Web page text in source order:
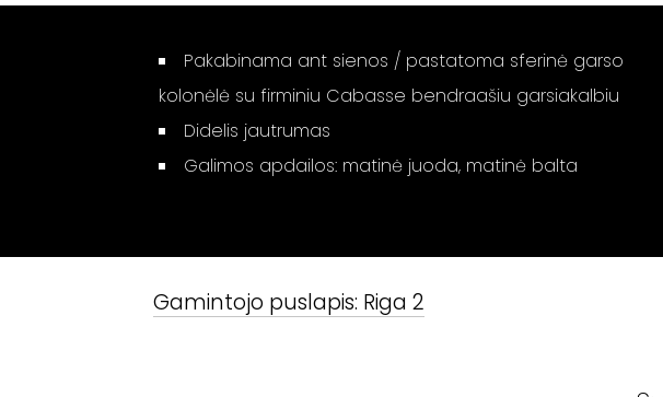
Pakabinama ant sienos / pastatoma sferinė garso
kolonėlė su firminiu Cabasse bendraašiu garsiakalbiu
Didelis jautrumas
Galimos apdailos: matinė juoda, matinė balta
Gamintojo puslapis: Riga 2